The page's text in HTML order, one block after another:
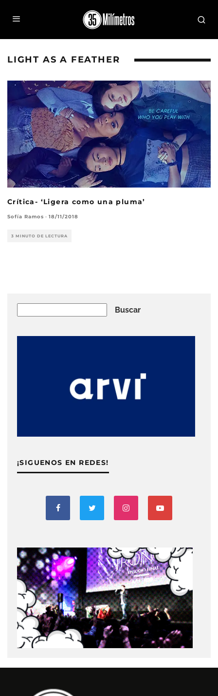
LIGHT AS A FEATHER
Crítica- ‘Ligera como una pluma’
Sofía Ramos · 18/11/2018
3 MINUTO DE LECTURA
Buscar
¡SIGUENOS EN REDES!